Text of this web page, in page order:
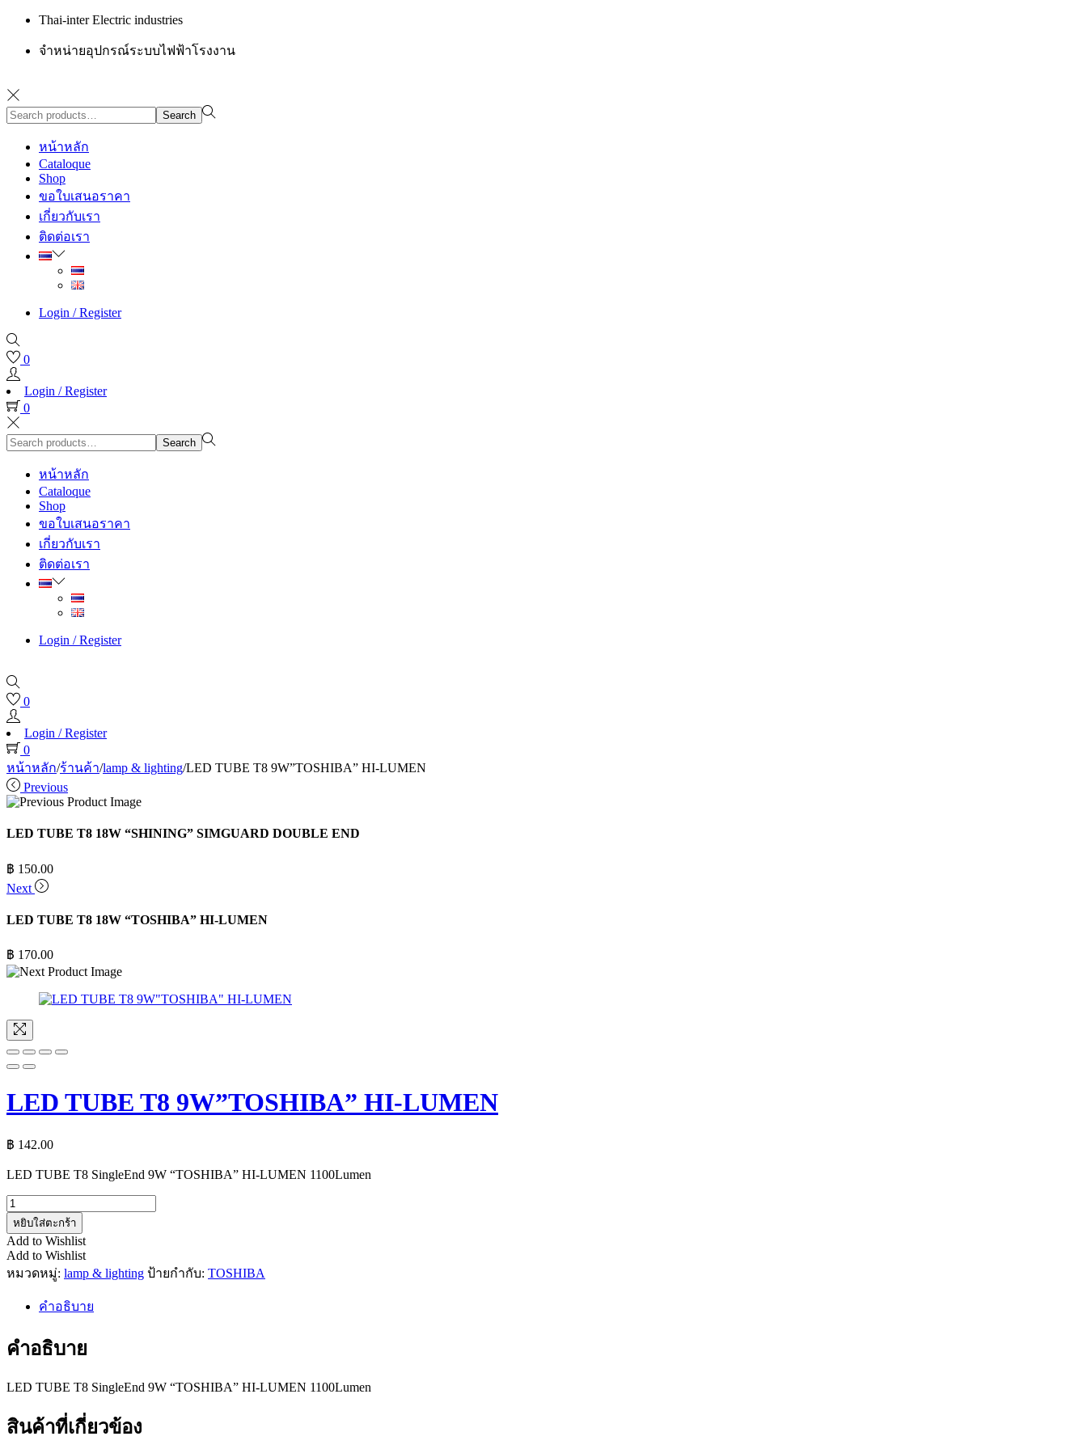
Thai-inter Electric industries
จำหน่ายอุปกรณ์ระบบไฟฟ้าโรงงาน
Search
for:>
Search
หน้าหลัก
Cataloque
Shop
ขอใบเสนอราคา
เกี่ยวกับเรา
ติดต่อเรา
Login / Register
0
Login / Register
0
Search
for:>
Search
หน้าหลัก
Cataloque
Shop
ขอใบเสนอราคา
เกี่ยวกับเรา
ติดต่อเรา
Login / Register
0
Login / Register
0
หน้าหลัก/ร้านค้า/lamp & lighting/LED TUBE T8 9W”TOSHIBA” HI-LUMEN
Previous
LED TUBE T8 18W “SHINING” SIMGUARD DOUBLE END
฿ 150.00
Next
LED TUBE T8 18W “TOSHIBA” HI-LUMEN
฿ 170.00
LED TUBE T8 9W”TOSHIBA” HI-LUMEN
฿ 142.00
LED TUBE T8 SingleEnd 9W “TOSHIBA” HI-LUMEN 1100Lumen
จำนวน
LED
TUBE
T8
9W"TOSHIBA"
HI-
หยิบใส่ตะกร้า
Add to Wishlist
Add to Wishlist
หมวดหมู่: lamp & lighting ป้ายกำกับ: TOSHIBA
คำอธิบาย
คำอธิบาย
LED TUBE T8 SingleEnd 9W “TOSHIBA” HI-LUMEN 1100Lumen
สินค้าที่เกี่ยวข้อง